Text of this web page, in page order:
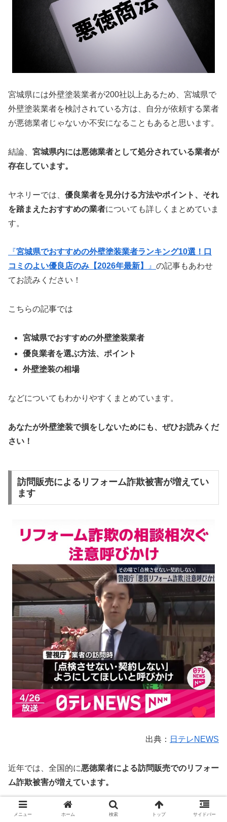
宮城県には外壁塗装業者が200社以上あるため、宮城県で
外壁塗装業者を検討されている方は、自分が依頼する業者
が悪徳業者じゃないか不安になることもあると思います。
結論、 宮城県内には悪徳業者として処分されている業者が
存在しています。
ヤネリーでは、 優良業者を見分ける方法やポイント、それ
を踏まえたおすすめの業者についても詳しくまとめていま
す。
『宮城県でおすすめの外壁塗装業者ランキング10選！口
コミのよい優良店のみ【2026年最新】
』 の記事もあわせ
てお読みください！
こちらの記事では
宮城県でおすすめの外壁塗装業者
優良業者を選ぶ方法、ポイント
外壁塗装の相場
などについてもわかりやすくまとめています。
あなたが外壁塗装で損をしないためにも、ぜひお読みくだ
さい！
訪問販売によるリフォーム詐欺被害が増えてい
ます
出典： 日テレNEWS
近年では、全国的に悪徳業者による訪問販売でのリフォー
ム詐欺被害が増えています。
メニュー ホーム 検索 トップ サイドバー